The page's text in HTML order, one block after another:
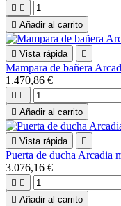
 
 Añadir al carrito
 Vista rápida 
Mampara de bañera
1.470,86 €
 
 Añadir al carrito
 Vista rápida 
Puerta de ducha Arcadia
3.076,16 €
 
 Añadir al carrito